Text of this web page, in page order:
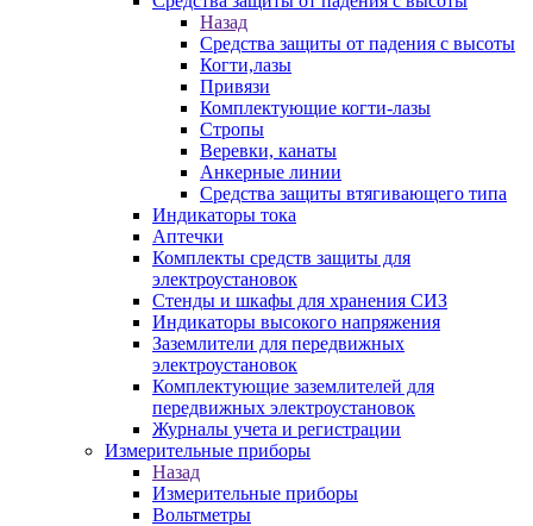
Назад
Средства защиты от падения с высоты
Когти,лазы
Привязи
Комплектующие когти-лазы
Стропы
Веревки, канаты
Анкерные линии
Средства защиты втягивающего типа
Индикаторы тока
Аптечки
Комплекты средств защиты для
электроустановок
Стенды и шкафы для хранения СИЗ
Индикаторы высокого напряжения
Заземлители для передвижных
электроустановок
Комплектующие заземлителей для
передвижных электроустановок
Журналы учета и регистрации
Измерительные приборы
Назад
Измерительные приборы
Вольтметры